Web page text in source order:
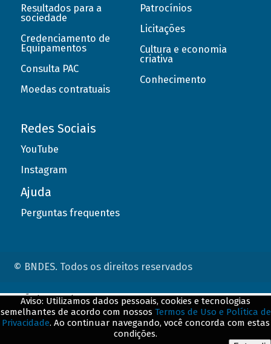
Resultados para a
sociedade
Credenciamento de
Equipamentos
Consulta PAC
Moedas contratuais
Patrocínios
Licitações
Cultura e economia
criativa
Conhecimento
Redes Sociais
YouTube
Instagram
Ajuda
Perguntas frequentes
© BNDES. Todos os direitos reservados
Aviso: Utilizamos dados pessoais, cookies e tecnologias
semelhantes de acordo com nossos Termos de Uso e Política de
Privacidade. Ao continuar navegando, você concorda com estas
condições.
ConteÃºdo complementar
${title}${badge}